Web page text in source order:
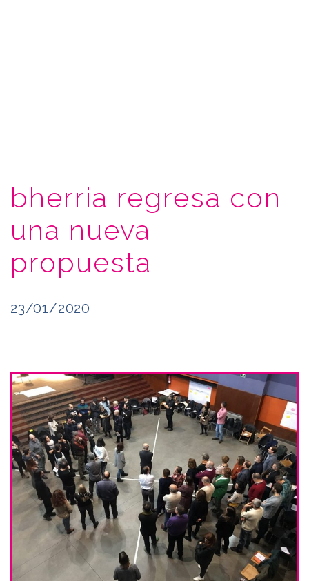
bherria regresa con
una nueva
propuesta
23/01/2020